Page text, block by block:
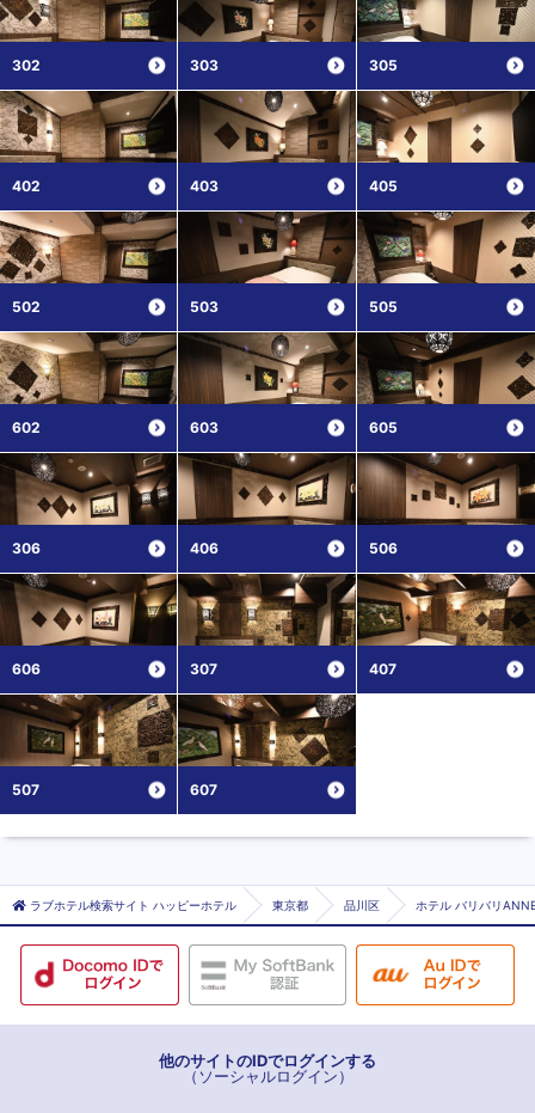
302 303 305
402 403 405
502 503 505
602 603 605
306 406 506
606 307 407
507 607
ラブホテル検索サイト ハッピーホテル 東京都 品川区 ホテル バリバリ
他のサイトのIDでログインする
（ソーシャルログイン）